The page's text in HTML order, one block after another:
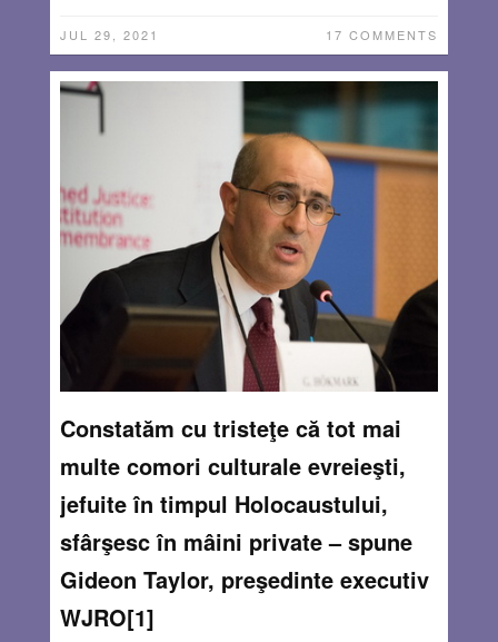
JUL 29, 2021 17 COMMENTS
Constatăm cu tristeţe că tot mai
multe comori culturale evreieşti,
jefuite în timpul Holocaustului,
sfârşesc în mâini private – spune
Gideon Taylor, preşedinte executiv
WJRO[1]